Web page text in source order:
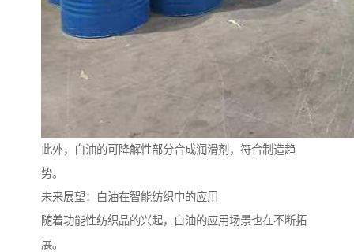
此外，白油的可降解性部分合成润滑剂，符合制造趋
势。
未来展望：白油在智能纺织中的应用
随着功能性纺织品的兴起，白油的应用场景也在不断拓
展。